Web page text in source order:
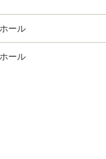
ール
ール